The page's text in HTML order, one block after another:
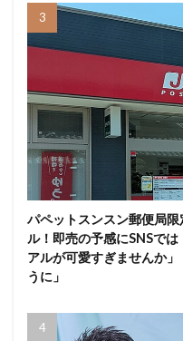
パペットスンスン郵便局
ル！即売の予感にSNSで
アルが可愛すぎませんか
うに」